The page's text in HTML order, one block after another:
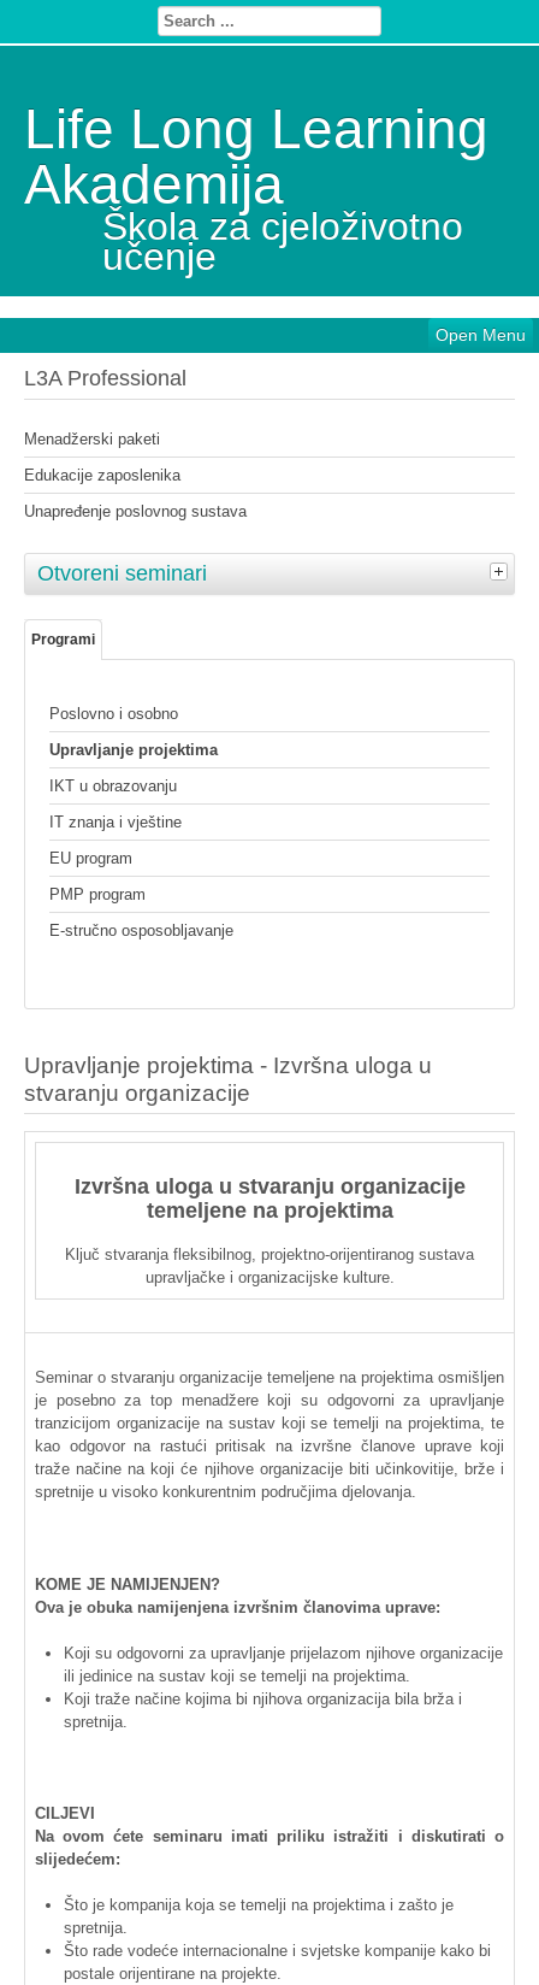
Life Long Learning
Akademija
Škola za cjeloživotno
učenje
Open Menu
L3A Professional
Menadžerski paketi
Edukacije zaposlenika
Unapređenje poslovnog sustava
Otvoreni seminari
Programi
Poslovno i osobno
Upravljanje projektima
IKT u obrazovanju
IT znanja i vještine
EU program
PMP program
E-stručno osposobljavanje
Upravljanje projektima - Izvršna uloga u
stvaranju organizacije
Izvršna ulogau stvaranju organizacije
temeljene na projektima
Ključ stvaranja fleksibilnog, projektno-orijentiranog sustava
upravljačkei organizacijske kulture.
Seminar o stvaranju organizacije temeljene na projektima osmišljen
je posebno zatop menadžere koji su odgovorni za upravljanje
tranzicijom organizacije na sustav koji setemelji na projektima,te
kao odgovor na rastući pritisak na izvršne članove uprave
koji
traže načine na koji će njihove organizacije biti učinkovitije, bržei
spretnije u visoko konkurentnim područjima djelovanja.
KOME JE NAMIJENJEN?
Ova je obuka namijenjena izvršnim članovima uprave:
Koji su odgovorni za upravljanje prijelazom njihove organizacije
ili jedinice na sustav koji se temelji na projektima
Koji traže načine kojima bi njihova organizacija bila brža i
spretnija
CILJEVI
Na ovom ćete seminaru imati priliku istražiti i diskutirati o
slijedećem:
Što je kompanija kojase temelji na projektimai zašto je
spretnija.
Što rade vodeće internacionalne i svjetske kompanije kako bi
postale orijentirane na projekte.